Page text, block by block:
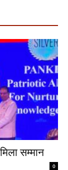
सम्मान
0